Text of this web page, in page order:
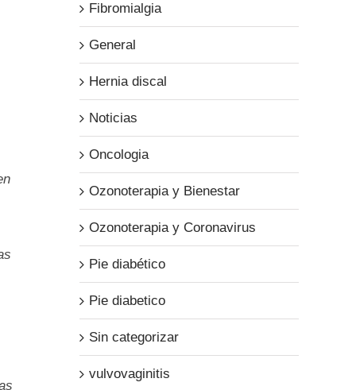
Fibromialgia
General
Hernia discal
Noticias
Oncologia
Ozonoterapia y Bienestar
Ozonoterapia y Coronavirus
Pie diabético
Pie diabetico
Sin categorizar
vulvovaginitis